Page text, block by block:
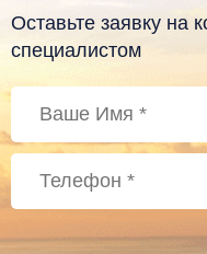
Оставьте заявку на
специалистом